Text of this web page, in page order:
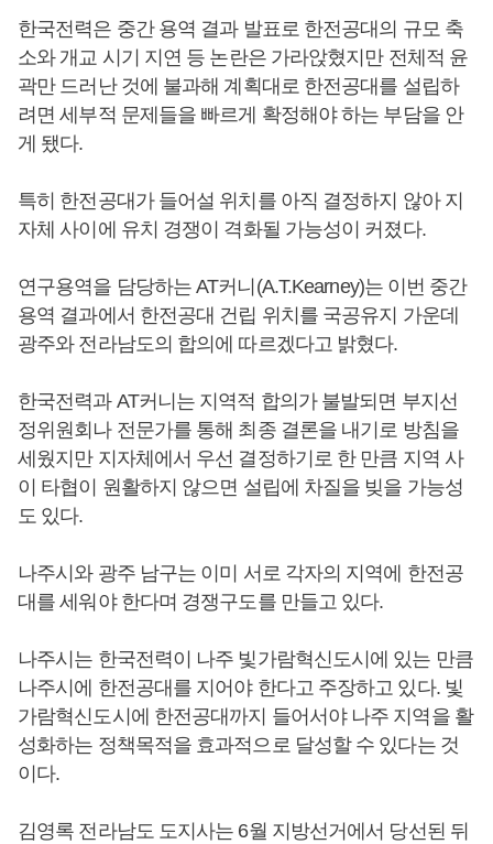
한국전력은 중간 용역 결과 발표로 한전공대의 규모 축
소와 개교 시기 지연 등 논란은 가라앉혔지만 전체적 윤
곽만 드러난 것에 불과해 계획대로 한전공대를 설립하
려면 세부적 문제들을 빠르게 확정해야 하는 부담을 안
게 됐다.
특히 한전공대가 들어설 위치를 아직 결정하지 않아 지
자체 사이에 유치 경쟁이 격화될 가능성이 커졌다.
연구용역을 담당하는 AT커니(A.T.Kearney)는 이번 중간
용역 결과에서 한전공대 건립 위치를 국공유지 가운데
광주와 전라남도의 합의에 따르겠다고 밝혔다.
한국전력과 AT커니는 지역적 합의가 불발되면 부지선
정위원회나 전문가를 통해 최종 결론을 내기로 방침을
세웠지만 지자체에서 우선 결정하기로 한 만큼 지역 사
이 타협이 원활하지 않으면 설립에 차질을 빚을 가능성
도 있다.
나주시와 광주 남구는 이미 서로 각자의 지역에 한전공
대를 세워야 한다며 경쟁구도를 만들고 있다.
나주시는 한국전력이 나주 빛가람혁신도시에 있는 만큼
나주시에 한전공대를 지어야 한다고 주장하고 있다. 빛
가람혁신도시에 한전공대까지 들어서야 나주 지역을 활
성화하는 정책목적을 효과적으로 달성할 수 있다는 것
이다.
김영록 전라남도 도지사는 6월 지방선거에서 당선된 뒤